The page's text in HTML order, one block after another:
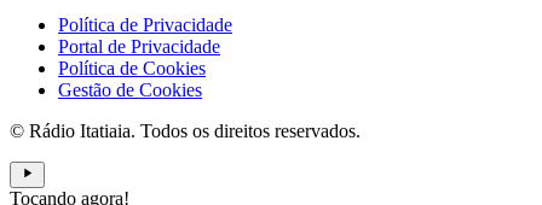
Política de Privacidade
Portal de Privacidade
Política de Cookies
Gestão de Cookies
© Rádio Itatiaia. Todos os direitos reservados.
Tocando agora!